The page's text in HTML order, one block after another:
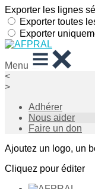
Exporter les lignes
Exporter toutes
Exporter
Menu
<
>
Adhérer
Nous aider
Faire un don
Ajoutez un logo, un
Cliquez pour éditer